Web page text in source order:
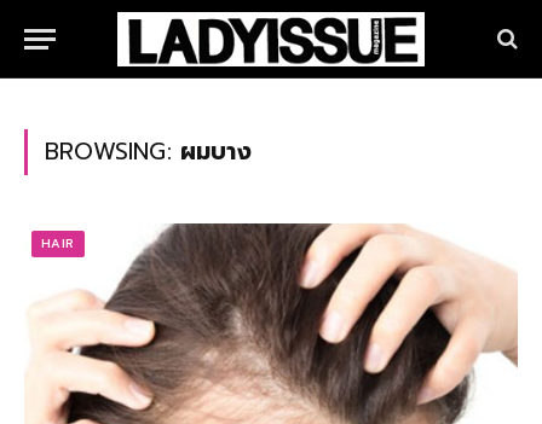
BROWSING: ผมบาง
HAIR